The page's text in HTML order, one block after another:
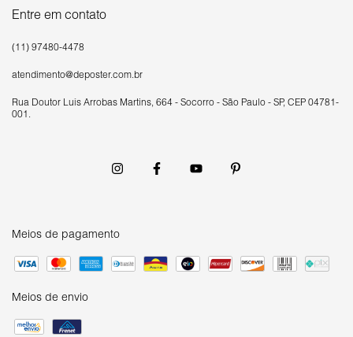
Entre em contato
(11) 97480-4478
atendimento@deposter.com.br
Rua Doutor Luís Arrobas Martins, 664 - Socorro - São Paulo - SP, CEP 04781-
001.
Meios de pagamento
Meios de envio